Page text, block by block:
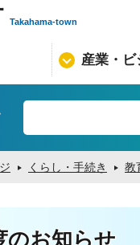
Takahama-town
産業・ビ
くらし・手続き 教
のお知らせ